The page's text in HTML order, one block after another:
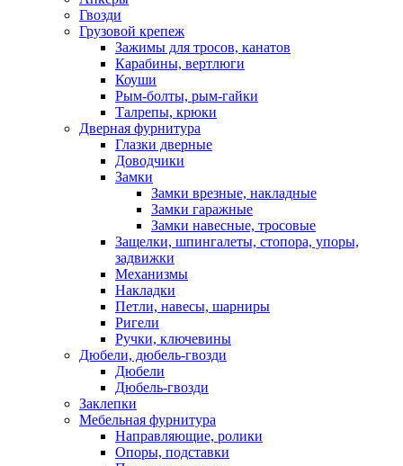
Гвозди
Грузовой крепеж
Зажимы для тросов, канатов
Карабины, вертлюги
Коуши
Рым-болты, рым-гайки
Талрепы, крюки
Дверная фурнитура
Глазки дверные
Доводчики
Замки
Замки врезные, накладные
Замки гаражные
Замки навесные, тросовые
Защелки, шпингалеты, стопора, упоры,
задвижки
Механизмы
Накладки
Петли, навесы, шарниры
Ригели
Ручки, ключевины
Дюбели, дюбель-гвозди
Дюбели
Дюбель-гвозди
Заклепки
Мебельная фурнитура
Направляющие, ролики
Опоры, подставки